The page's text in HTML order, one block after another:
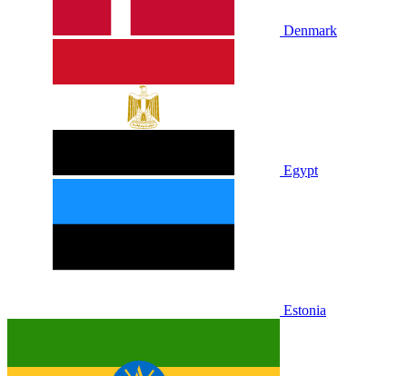
Denmark
Egypt
Estonia